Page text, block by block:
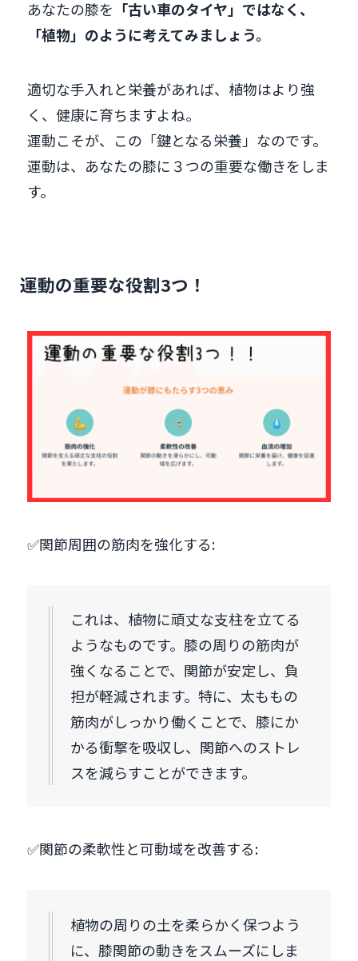
あなたの膝を 「古い車のタイヤ」ではなく、
「植物」のように考えてみましょう。
適切な手入れと栄養があれば、植物はより強
く、健康に育ちますよね。
運動こそが、この「鍵となる栄養」なのです。
運動は、あなたの膝に３つの重要な働きをしま
す。
運動の重要な役割3つ！
✅関節周囲の筋肉を強化する:
これは、植物に頑丈な支柱を立てる
ようなものです。膝の周りの筋肉が
強くなることで、関節が安定し、負
担が軽減されます。特に、太ももの
筋肉がしっかり働くことで、膝にか
かる衝撃を吸収し、関節へのストレ
スを減らすことができます。
✅関節の柔軟性と可動域を改善する:
植物の周りの土を柔らかく保つよう
に、膝関節の動きをスムーズにしま